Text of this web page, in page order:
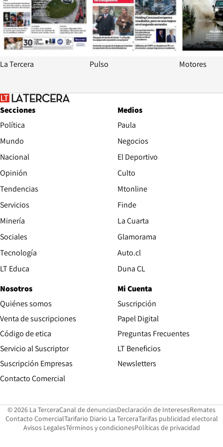
La Tercera Pulso Motores
Secciones
Política
Mundo
Nacional
Opinión
Tendencias
Servicios
Minería
Sociales
Tecnología
LT Educa
Medios
Paula
Negocios
El Deportivo
Culto
Mtonline
Finde
La Cuarta
Glamorama
Auto.clOpens in new window
Duna CLOpens in new window
Nosotros
Quiénes somos
Venta de suscripciones
Código de etica Opens in new window
Servicio al Suscriptor
Suscripción Empresas
Contacto ComercialOpens in new window
Mi Cuenta
Suscripción
Papel DigitalOpens in new
Preguntas Frecuentes
LT Beneficios
Newsletters
© 2026 La TerceraCanal de denunciasOpens in new window
Declaración de InteresesOpens in
Remates
Contacto ComercialOpens in new window
Tarifario Diario La TerceraOpens in new window
Tarifas publicidad electoral
Avisos LegalesOpens in new window
Términos y condicionesPolíticas de privacidad